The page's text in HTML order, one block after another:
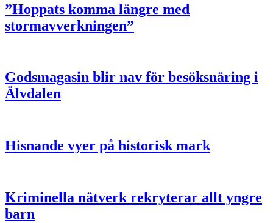
”Hoppats komma längre med
stormavverkningen”
Godsmagasin blir nav för besöksnäring i
Älvdalen
Hisnande vyer på historisk mark
Kriminella nätverk rekryterar allt yngre
barn